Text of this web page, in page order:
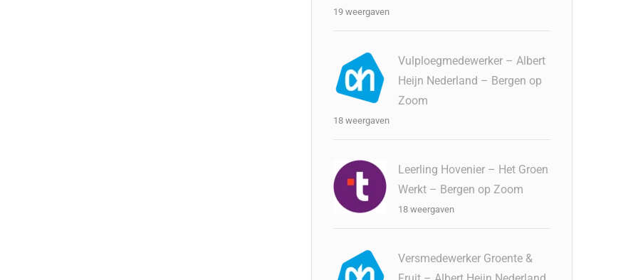
19 weergaven
Vulploegmedewerker – Albert
Heijn Nederland – Bergen op
Zoom
18 weergaven
Leerling Hovenier – Het Groen
Werkt – Bergen op Zoom
18 weergaven
Versmedewerker Groente &